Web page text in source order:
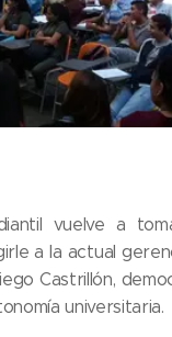
vuelve a
a la actual
Castrillón,
universitaria.